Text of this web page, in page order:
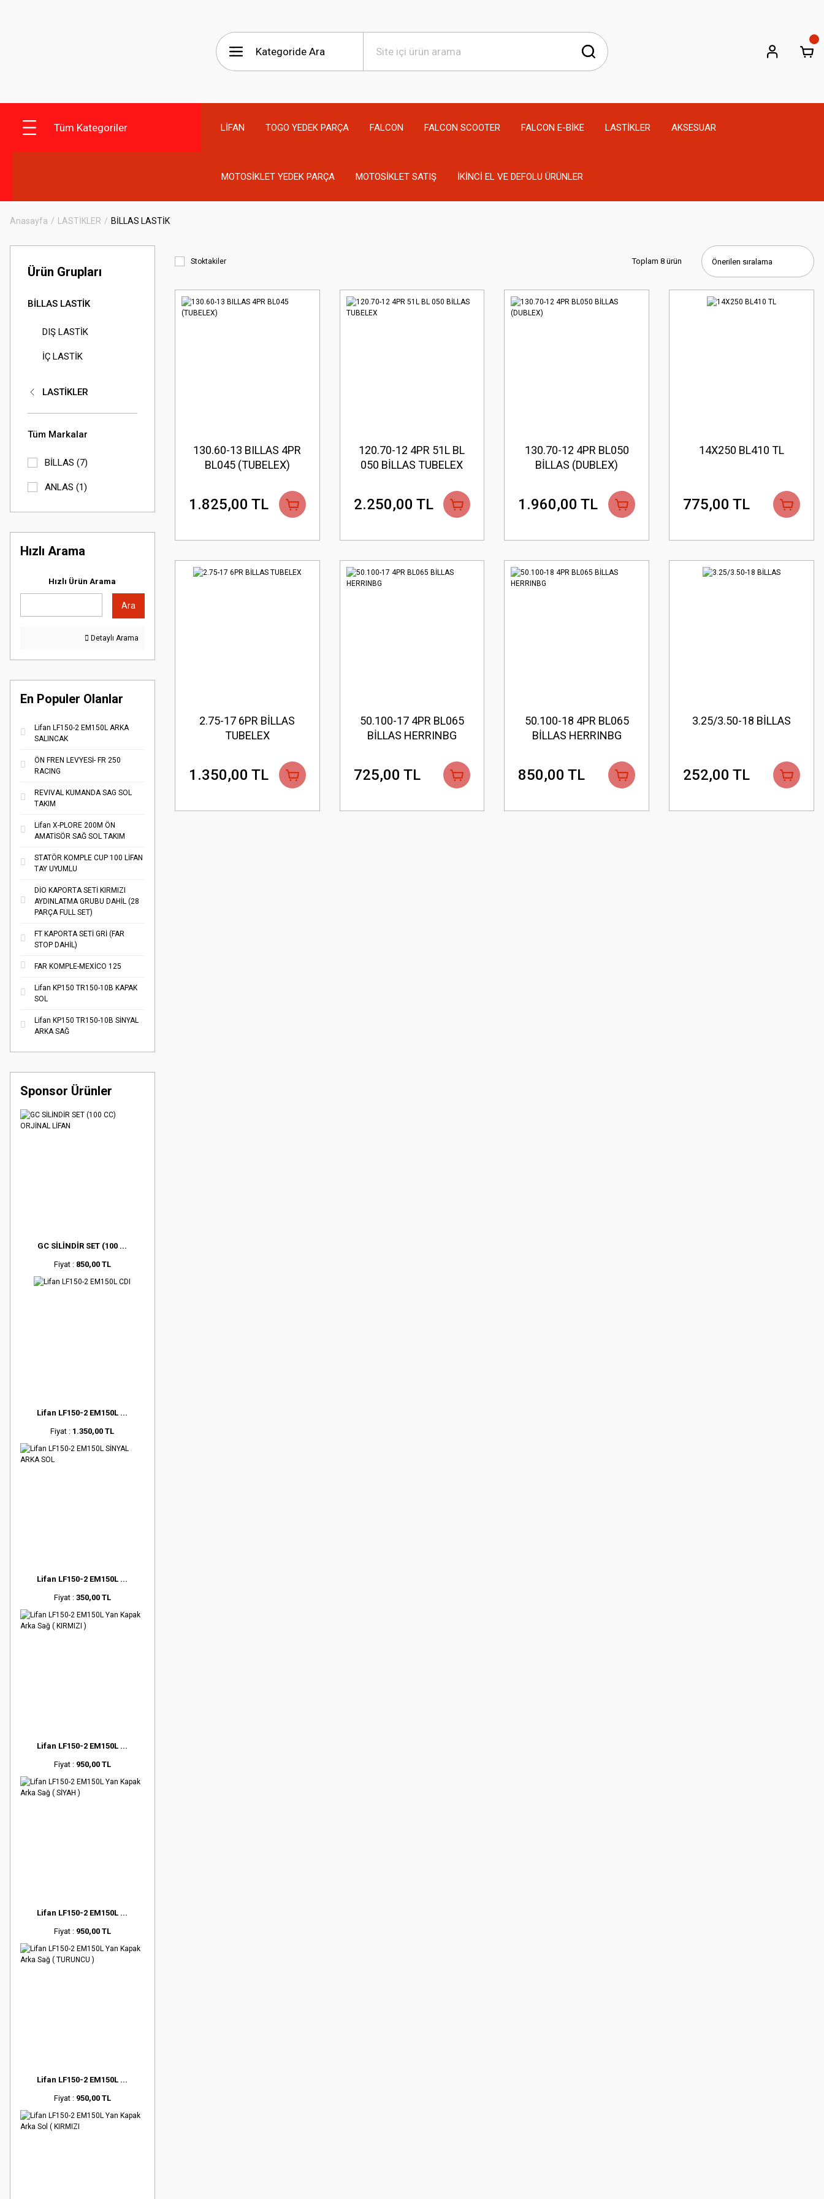
Tüm Kategoriler LİFAN TOGO YEDEK PARÇA FALCON FALCON SCOOTER FALCON E-BİKE LASTİKLER AKSESUAR
MOTOSİKLET YEDEK PARÇA MOTOSİKLET SATIŞ İKİNCİ EL VE DEFOLU ÜRÜNLER
Anasayfa LASTİKLER BİLLAS LASTİK
Ürün Grupları
BİLLAS LASTİK
DIŞ LASTİK
İÇ LASTİK
LASTİKLER
Tüm Markalar
BİLLAS (7)
ANLAS (1)
Hızlı Arama
Hızlı Ürün Arama
Ara
Detaylı Arama
En Populer Olanlar
Lifan LF150-2 EM150L ARKA
SALINCAK
ÖN FREN LEVYESİ- FR 250
RACING
REVIVAL KUMANDA SAG SOL
TAKIM
Lifan X-PLORE 200M ÖN
AMATİSÖR SAĞ SOL TAKIM
STATÖR KOMPLE CUP 100 LİFAN
TAY UYUMLU
DİO KAPORTA SETİ KIRMIZI
AYDINLATMA GRUBU DAHİL (28
PARÇA FULL SET)
FT KAPORTA SETİ GRİ (FAR
STOP DAHİL)
FAR KOMPLE-MEXİCO 125
Lifan KP150 TR150-10B KAPAK
SOL
Lifan KP150 TR150-10B SİNYAL
ARKA SAĞ
Sponsor Ürünler
GC SİLİNDİR SET (100 ...
Fiyat : 850,00 TL
Lifan LF150-2 EM150L ...
Fiyat : 1.350,00 TL
Lifan LF150-2 EM150L ...
Fiyat : 350,00 TL
Lifan LF150-2 EM150L ...
Fiyat : 950,00 TL
Lifan LF150-2 EM150L ...
Fiyat : 950,00 TL
Lifan LF150-2 EM150L ...
Fiyat : 950,00 TL
Stoktakiler Toplam 8 ürün
130.60-13 BILLAS 4PR
BL045 (TUBELEX)
1.825,00 TL
120.70-12 4PR 51L BL
050 BİLLAS TUBELEX
2.250,00 TL
130.70-12 4PR BL050
BİLLAS (DUBLEX)
1.960,00 TL
14X250 BL410 TL
775,00 TL
2.75-17 6PR BİLLAS
TUBELEX
1.350,00 TL
50.100-17 4PR BL065
BİLLAS HERRINBG
725,00 TL
50.100-18 4PR BL065
BİLLAS HERRINBG
850,00 TL
3.25/3.50-18 BİLLAS
252,00 TL